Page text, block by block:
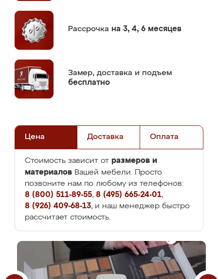
Рассрочка на 3, 4, 6 месяцев
Замер, доставка и подъем
бесплатно
Цена Доставка Оплата
Стоимость зависит от размеров и
материалов Вашей мебели. Просто
позвоните нам по любому из телефонов:
8 (800) 511-89-55, 8 (495) 665-24-01,
8 (926) 409-68-13, и наш менеджер быстро
рассчитает стоимость.